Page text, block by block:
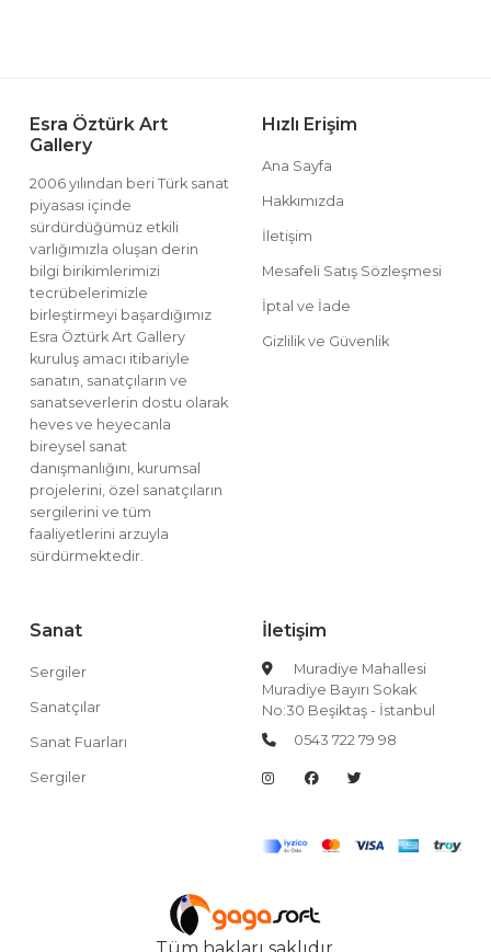
Esra Öztürk Art
Gallery
2006 yılından beri Türk sanat
piyasası içinde
sürdürdüğümüz etkili
varlığımızla oluşan derin
bilgi birikimlerimizi
tecrübelerimizle
birleştirmeyi başardığımız
Esra Öztürk Art Gallery
kuruluş amacı itibariyle
sanatın, sanatçıların ve
sanatseverlerin dostu olarak
heves ve heyecanla
bireysel sanat
danışmanlığını, kurumsal
projelerini, özel sanatçıların
sergilerini ve tüm
faaliyetlerini arzuyla
sürdürmektedir.
Hızlı Erişim
Ana Sayfa
Hakkımızda
İletişim
Mesafeli Satış Sözleşmesi
İptal ve İade
Gizlilik ve Güvenlik
Sanat
Sergiler
Sanatçılar
Sanat Fuarları
Sergiler
İletişim
Muradiye Mahallesi
Muradiye Bayırı Sokak
No:30 Beşiktaş - İstanbul
0543 722 79 98